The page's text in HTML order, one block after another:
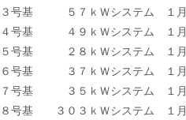
３号基 ５７ｋＷシステム １
４号基 ４９ｋＷシステム １
５号基 ２８ｋＷシステム １
６号基 ３７ｋＷシステム １
７号基 ３５ｋＷシステム １
８号基 ３０３ｋＷシステム １